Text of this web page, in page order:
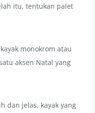
itu, tentukan palet
monokrom atau
aksen Natal yang
dan jelas, kayak yang